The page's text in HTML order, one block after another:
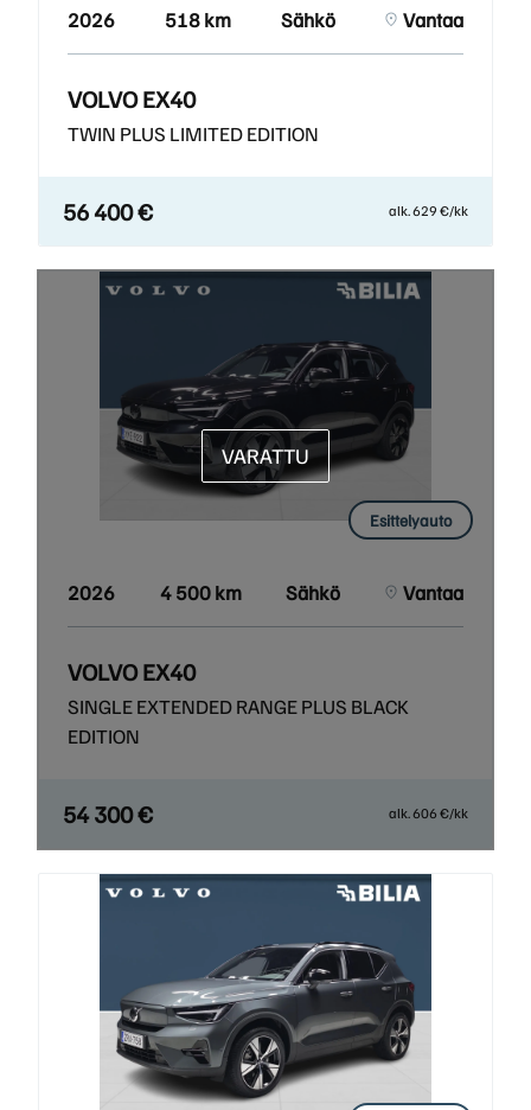
2026 518 km Sähkö Vantaa
VOLVO EX40
TWIN PLUS LIMITED EDITION
56 400 € alk. 629 €/kk
Esittelyauto
2026 4 500 km Sähkö Vantaa
VOLVO EX40
SINGLE EXTENDED RANGE PLUS BLACK
EDITION
54 300 € alk. 606 €/kk
VARATTU